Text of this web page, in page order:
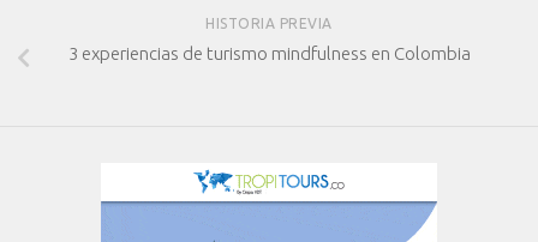
HISTORIA PREVIA
3 experiencias de turismo mindfulness en Colombia